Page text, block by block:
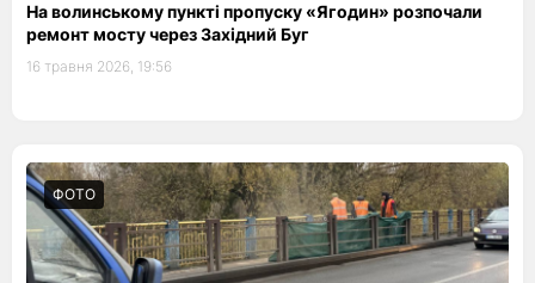
На волинському пункті пропуску «Ягодин» розпочали
ремонт мосту через Західний Буг
16 травня 2026, 19:56
ФОТО